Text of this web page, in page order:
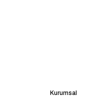
Kurumsal